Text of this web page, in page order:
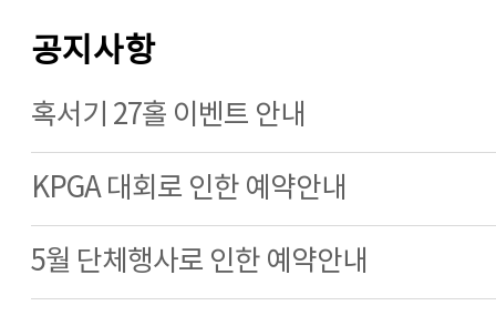
공지사항
혹서기 27홀 이벤트 안내
KPGA 대회로 인한 예약안내
5월 단체행사로 인한 예약안내